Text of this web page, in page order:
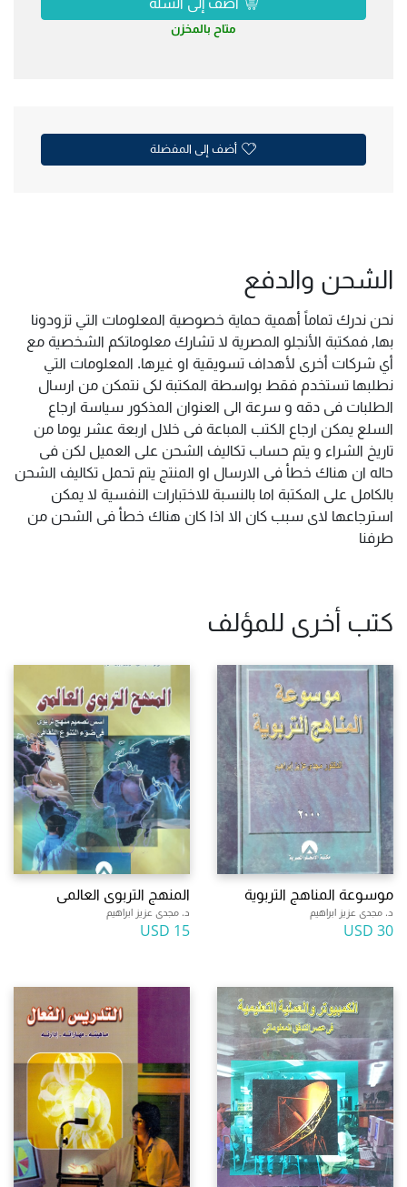
متاح بالمخزن
أضف إلى المفضلة
الشحن والدفع
نحن ندرك تماماً أهمية حماية خصوصية المعلومات التي تزودونا
بها, فمكتبة الأنجلو المصرية لا تشارك معلوماتكم الشخصية مع
أي شركات أخرى لأهداف تسويقية او غيرها. المعلومات التي
نطلبها تستخدم فقط بواسطة المكتبة لكى نتمكن من ارسال
الطلبات فى دقه و سرعة الى العنوان المذكور سياسة ارجاع
السلع يمكن ارجاع الكتب المباعة فى خلال اربعة عشر يوما من
تاريخ الشراء و يتم حساب تكاليف الشحن على العميل لكن فى
حاله ان هناك خطأ فى الارسال او المنتج يتم تحمل تكاليف الشحن
بالكامل على المكتبة اما بالنسبة للاختبارات النفسية لا يمكن
استرجاعها لاى سبب كان الا اذا كان هناك خطأ فى الشحن من
طرفنا
كتب أخرى للمؤلف
موسوعة المناهج التربوية
د. مجدى عزيز ابراهيم
30 USD
المنهج التربوى العالمى
د. مجدى عزيز ابراهيم
15 USD